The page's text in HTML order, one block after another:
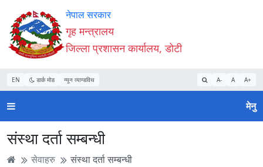
Accessibility
Mode
सुरु
गर्नुहोस्
सामाग्री
पढ्नुहाेस्
नेभिगेसन
पढ्नुहाेस्
वेबसाइट
खोजमा
जानुहोस्
नेपाल सरकार
गृह मन्त्रालय
जिल्ला प्रशासन कार्यालय, डोटी
EN डार्क मोड न्यून व्यान्डविथ A- A A+
मेनु
संस्था दर्ता सम्बन्धी
सेवाहरु संस्था दर्ता सम्बन्धी